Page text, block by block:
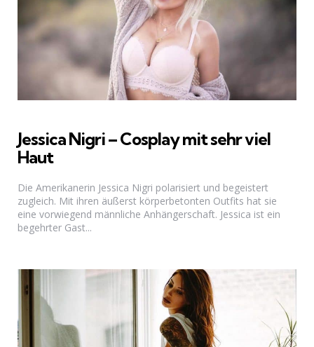
Jessica Nigri – Cosplay mit sehr viel
Haut
Die Amerikanerin Jessica Nigri polarisiert und begeistert
zugleich. Mit ihren äußerst körperbetonten Outfits hat sie
eine vorwiegend männliche Anhängerschaft. Jessica ist ein
begehrter Gast...